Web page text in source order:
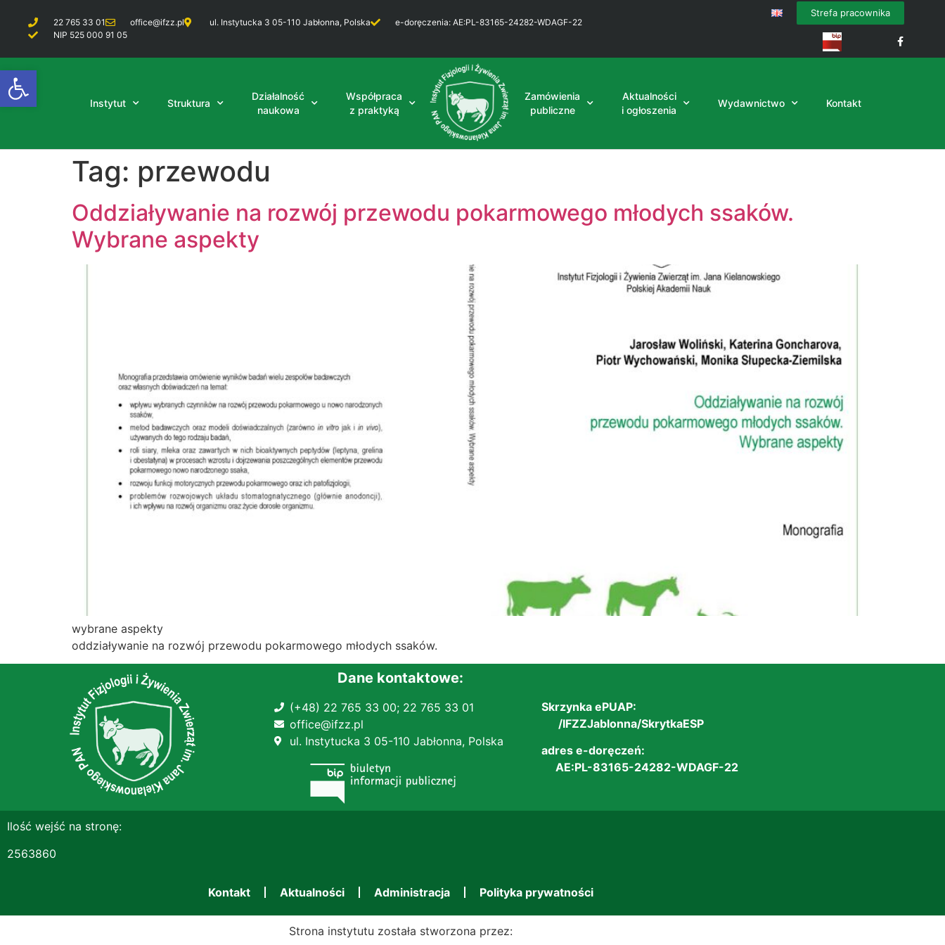
Otwórz pasek narzędzi
22 765 33 01 office@ifzz.pl ul. Instytucka 3 05-110 Jabłonna, Polska
e-doręczenia: AE:PL-83165-24282-WDAGF-22
NIP 525 000 91 05
Strefa pracownika
Instytut Struktura
Działalność
naukowa
Współpraca
z praktyką
Zamówienia
publiczne
Aktualności
i ogłoszenia
Wydawnictwo Kontakt
Tag: przewodu
Oddziaływanie na rozwój przewodu pokarmowego młodych ssaków.
Wybrane aspekty
wybrane aspekty
oddziaływanie na rozwój przewodu pokarmowego młodych ssaków.
Dane kontaktowe:
(+48) 22 765 33 00; 22 765 33 01
office@ifzz.pl
ul. Instytucka 3 05-110 Jabłonna, Polska
Skrzynka ePUAP:
/IFZZJablonna/SkrytkaESP
adres e-doręczeń:
AE:PL-83165-24282-WDAGF-22
Ilość wejść na stronę:
2563860
Kontakt Aktualności Administracja Polityka prywatności
Strona instytutu została stworzona przez: